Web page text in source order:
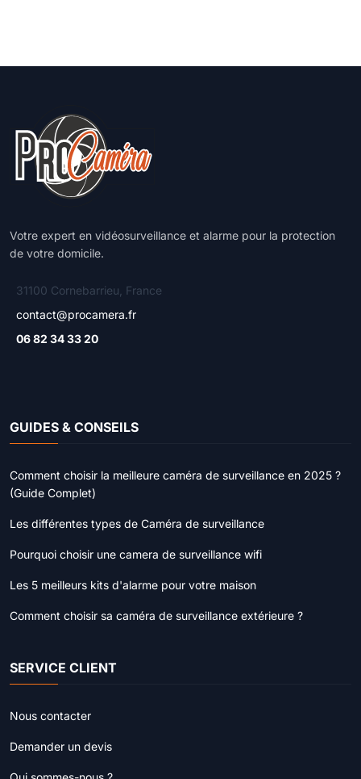
Votre expert en vidéosurveillance et alarme pour la protection
de votre domicile.
31100 Cornebarrieu, France
contact@procamera.fr
06 82 34 33 20
GUIDES & CONSEILS
Comment choisir la meilleure caméra de surveillance en 2025 ?
(Guide Complet)
Les différentes types de Caméra de surveillance
Pourquoi choisir une camera de surveillance wifi
Les 5 meilleurs kits d'alarme pour votre maison
Comment choisir sa caméra de surveillance extérieure ?
SERVICE CLIENT
Nous contacter
Demander un devis